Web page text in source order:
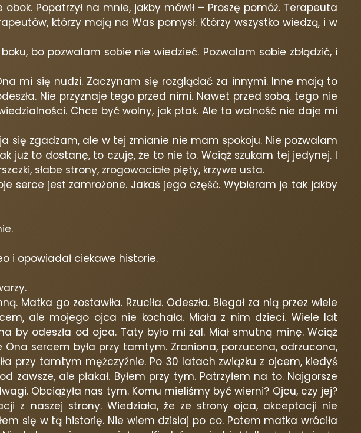
Popatrzył na mnie, jakby mówił – Proszę pomóż. Terapeuta
którzy mają na Was pomysł. Którzy wszystko wiedzą, i w
bo pozwalam sobie nie wiedzieć. Pozwalam sobie zbłądzić, i
mi się nudzi. Zaczynam się rozglądać za innymi. Inne mają to
Nie przyznaje tego przed nimi. Nawet przed sobą, tego nie
Chce być wolny, jak ptak. Ale ta wolność nie daje mi
się zgadzam, ale w tej zmianie nie mam spokoju. Nie pozwalam
już to dostanę, to czuję, że to nie to. Wciąż szukam tej jedynej. I
słabe strony, zrogowaciałe pięty, krzywe usta.
serce jest zamrożone. Jakaś jego część. Wybieram je tak jakby
i opowiadał ciekawe historie.
Matka go zostawiła. Rzuciła. Odeszła. Biegał za nią przez wiele
ale mojego ojca nie kochała. Miała z nim dzieci. Wiele lat
by odeszła od ojca. Taty było mi żal. Miał smutną minę. Wciąż
Ona sercem była przy tamtym. Zraniona, porzucona, odrzucona,
przy tamtym mężczyźnie. Po 30 latach związku z ojcem, kiedyś
zawsze, ale płakał. Byłem przy tym. Patrzyłem na to. Najgorsze
Obciążyła nas tym. Komu mieliśmy być wierni? Ojcu, czy jej?
z naszej strony. Wiedziała, że ze strony ojca, akceptacji nie
się w tą historię. Nie wiem dzisiaj po co. Potem matka wróciła